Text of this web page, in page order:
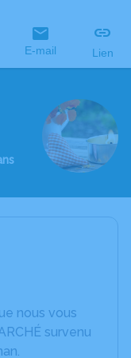
E-mail Lien
nous vous
survenu